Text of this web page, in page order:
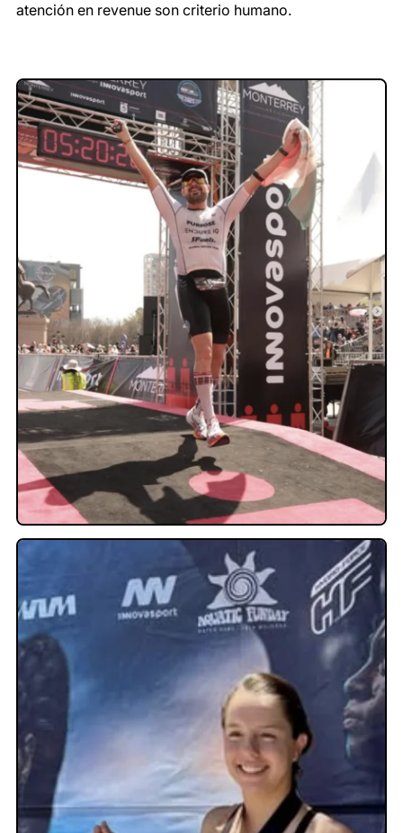
atención en revenue son criterio humano.